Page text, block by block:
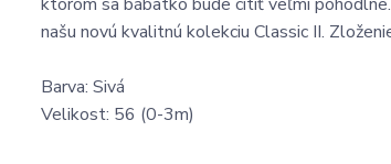
našu novú kvalitnú kolekciu Classic II.
Barva: Sivá
Velikost: 56 (0-3m)